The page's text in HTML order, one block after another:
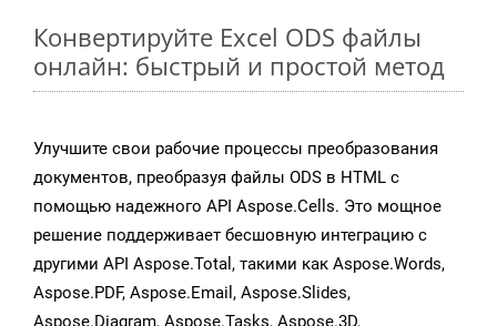
Конвертируйте Excel ODS файлы
онлайн: быстрый и простой метод
Улучшите свои рабочие процессы преобразования
документов, преобразуя файлы ODS в HTML с
помощью надежного API Aspose.Cells. Это мощное
решение поддерживает бесшовную интеграцию с
другими API Aspose.Total, такими как Aspose.Words,
Aspose.PDF, Aspose.Email, Aspose.Slides,
Aspose.Diagram, Aspose.Tasks, Aspose.3D,